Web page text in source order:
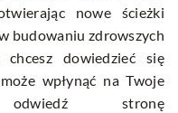
nowe ścieżki
budowaniu zdrowszych
chcesz dowiedzieć się
wpłynąć na Twoje
stronę